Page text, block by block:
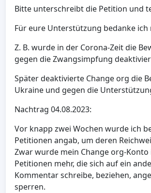
Bitte unterschreibt die Petition und
Für eure Unterstützung bedanke ich
Z. B. wurde in der Corona-Zeit die
gegen die Zwangsimpfung
Später deaktivierte Change org die
Ukraine und gegen die
Nachtrag 04.08.2023:
Vor knapp zwei Wochen wurde ich
Petitionen angab, um deren
Zwar wurde mein Change org-
Petitionen mehr, die sich auf ein
Kommentar schreibe, beziehen,
sperren.